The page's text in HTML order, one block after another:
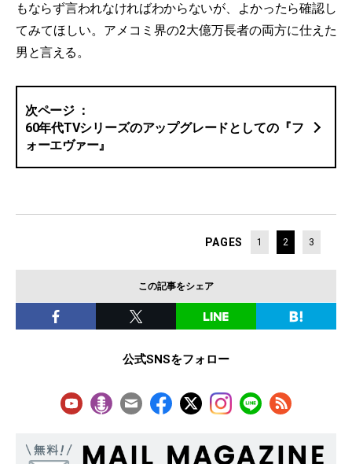
もならず言われなければわからないが、よかったら確認し
てみてほしい。アメコミ界の2大億万長者の両方に仕えた
男と言える。
60年代TVシリーズのアップグレードとしての『フ
ォーエヴァー』
PAGES 1 2 3
この記事をシェア
公式SNSをフォロー